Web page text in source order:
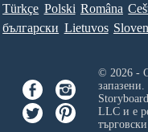
Türkçe Polski Româna
български Lietuvos
© 2026 -
запазени.
LLCи е